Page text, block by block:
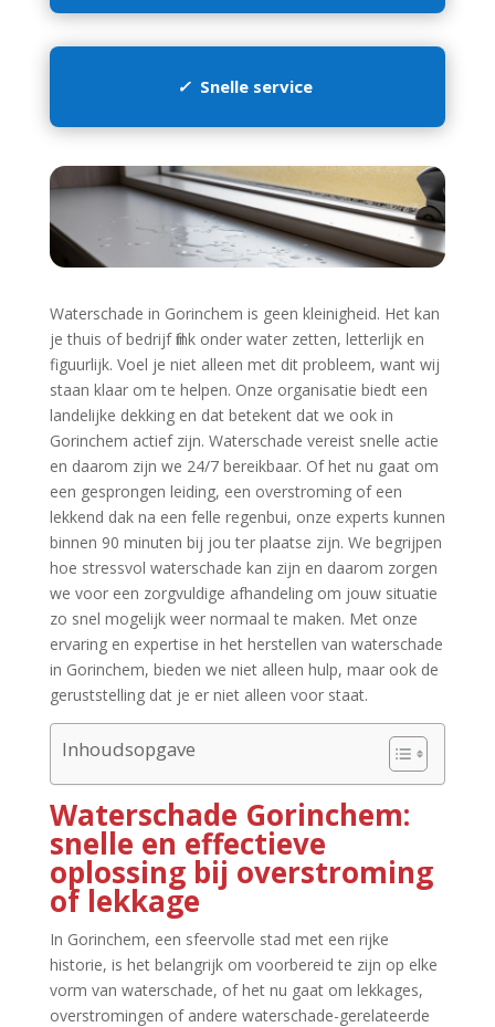
✓ Snelle service
Waterschade in Gorinchem is geen kleinigheid.​ Het kan
je thuis of bedrijf flink onder water zetten, letterlijk en
figuurlijk.​ Voel je niet alleen met dit probleem, want wij
staan klaar om te helpen.​ Onze organisatie biedt een
landelijke dekking en dat betekent dat we ook in
Gorinchem actief zijn.​ Waterschade vereist snelle actie
en daarom zijn we 24/7 bereikbaar.​ Of het nu gaat om
een gesprongen leiding, een overstroming of een
lekkend dak na een felle regenbui, onze experts kunnen
binnen 90 minuten bij jou ter plaatse zijn.​ We begrijpen
hoe stressvol waterschade kan zijn en daarom zorgen
we voor een zorgvuldige afhandeling om jouw situatie
zo snel mogelijk weer normaal te maken.​ Met onze
ervaring en expertise in het herstellen van waterschade
in Gorinchem, bieden we niet alleen hulp, maar ook de
geruststelling dat je er niet alleen voor staat.​
Inhoudsopgave
Waterschade Gorinchem:
snelle en effectieve
oplossing bij overstroming
of lekkage
In Gorinchem, een sfeervolle stad met een rijke
historie, is het belangrijk om voorbereid te zijn op elke
vorm van waterschade, of het nu gaat om lekkages,
overstromingen of andere waterschade-gerelateerde